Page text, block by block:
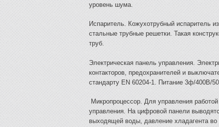
уровень шума.
Испаритель. Кожухотрубный испаритель
стальные трубные решетки. Такая
труб.
Электрическая панель управления.
контакторов, предохранителей и
стандарту EN 60204-1. Питание 3ф/400В/
Микропроцессор. Для управления
управления. На цифровой панели
выходящей воды, давление хладагента